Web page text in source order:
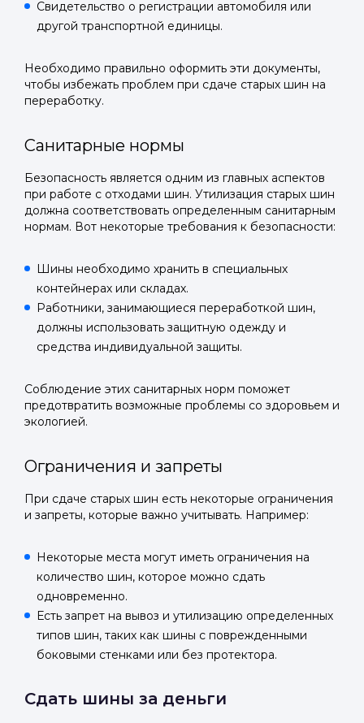
Войти в
Мы отправим код для входа на ваш
номер телефона.
Отправить код
Отправьте заявку через мессенджер-бот — магазины
AI-оценка прямо в чате.
Telegram
или подайте через форму на сайте
Войти в ЛК и заполнить форму
Отправьте заявку через мессенджер-бот — магазины
AI-оценка прямо в чате.
Telegram
или подайте через форму на сайте
Войти в ЛК и заполнить форму
Свидетельство о регистрации автомобиля или
другой транспортной единицы.
Необходимо правильно оформить эти документы,
чтобы избежать проблем при сдаче старых шин на
переработку.
Санитарные нормы
Безопасность является одним из главных аспектов
при работе с отходами шин. Утилизация старых шин
должна соответствовать определенным санитарным
нормам. Вот некоторые требования к безопасности:
Шины необходимо хранить в специальных
контейнерах или складах.
Работники, занимающиеся переработкой шин,
должны использовать защитную одежду и
средства индивидуальной защиты.
Соблюдение этих санитарных норм поможет
предотвратить возможные проблемы со здоровьем и
экологией.
Ограничения и запреты
При сдаче старых шин есть некоторые ограничения
и запреты, которые важно учитывать. Например:
Некоторые места могут иметь ограничения на
количество шин, которое можно сдать
одновременно.
Есть запрет на вывоз и утилизацию определенных
типов шин, таких как шины с поврежденными
боковыми стенками или без протектора.
Сдать шины за деньги